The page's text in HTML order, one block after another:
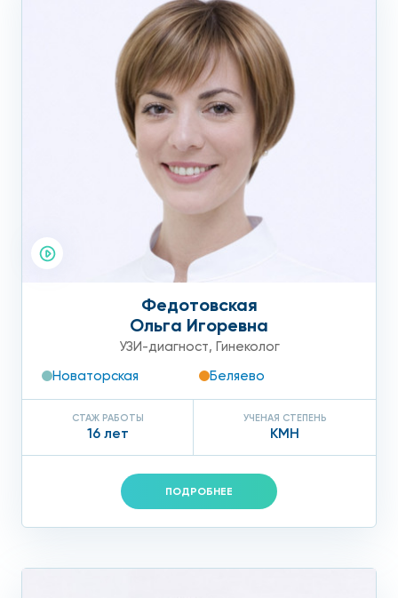
Федотовская
Ольга Игоревна
УЗИ-диагност, Гинеколог
Новаторская
Беляево
СТАЖ РАБОТЫ
16 лет
УЧЕНАЯ СТЕПЕНЬ
КМН
ПОДРОБНЕЕ